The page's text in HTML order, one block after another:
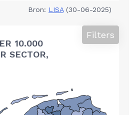
Bron: LISA(30-06-2025)
10.000
SECTOR,
Filters